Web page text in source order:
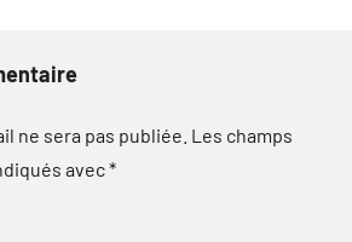
ne sera pas publiée. Les champs
avec*